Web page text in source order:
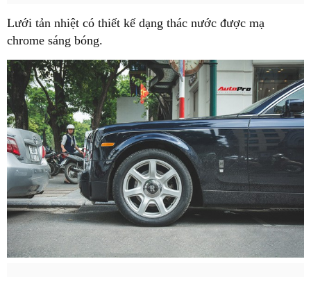
Lưới tản nhiệt có thiết kế dạng thác nước được mạ
chrome sáng bóng.